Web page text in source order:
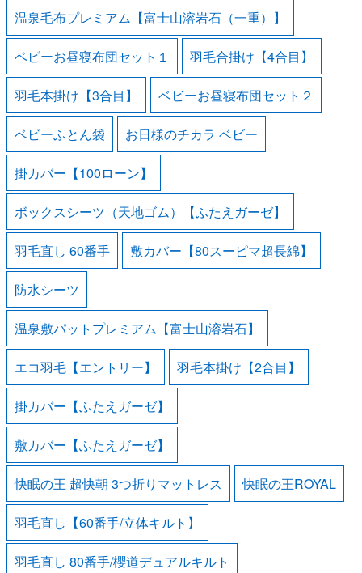
温泉毛布プレミアム【富士山溶岩石（一重）】
ベビーお昼寝布団セット１ 羽毛合掛け【4合目】
羽毛本掛け【3合目】 ベビーお昼寝布団セット２
ベビーふとん袋 お日様のチカラ ベビー
掛カバー【100ローン】
ボックスシーツ（天地ゴム）【ふたえガーゼ】
羽毛直し 60番手 敷カバー【80スーピマ超長綿】
防水シーツ
温泉敷パットプレミアム【富士山溶岩石】
エコ羽毛【エントリー】 羽毛本掛け【2合目】
掛カバー【ふたえガーゼ】
敷カバー【ふたえガーゼ】
快眠の王 超快朝 3つ折りマットレス 快眠の王ROYAL
羽毛直し【60番手/立体キルト】
羽毛直し 80番手/櫻道デュアルキルト